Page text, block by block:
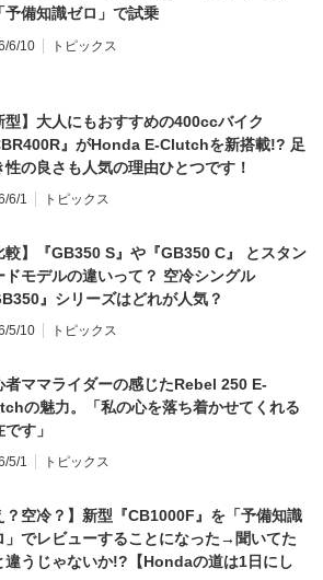
予備知識ゼロ」で試乗
6/10 トピックス
型】大人にもおすすめの400ccバイク
』がHonda E-Clutchを新搭載!? 足
性の良さも人気の理由ひとつです！
6/1 トピックス
較】『GB350 S』や『GB350 C』 とスタン
ドモデルの違いって？ 空冷シングル
』シリーズはどれが人気？
5/10 トピックス
者ママライダーの感じたRebel 250 E-
の魅力。「私の心を落ち着かせてくれる
す」
5/1 トピックス
？空冷？】新型『CB1000F』を「予備知識
」でレビューすることになった→聞いてた
違うじゃないか!?【Hondaの道は1日にし